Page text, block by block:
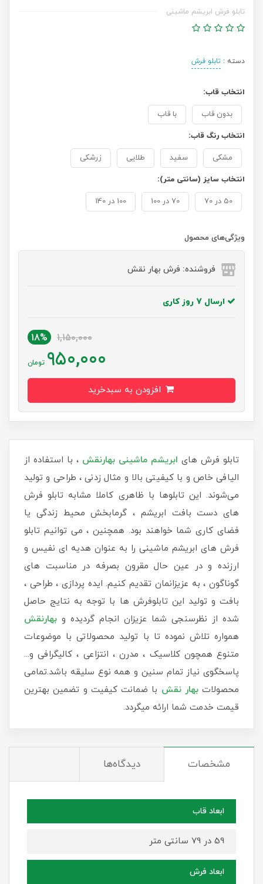
تابلو فرش ابریشم ماشینی
دسته : تابلو فرش
انتخاب قاب:
بدون قاب با قاب
انتخاب رنگ قاب:
مشکی سفید طلایی زرشکی
انتخاب سایز (سانتی متر):
50 در 70 70 در 100 100 در 140
ویژگی‌های محصول
فروشنده: فرش بهار نقش
ارسال 7 روز کاری
1,150,000
18%
950,000 تومان
تابلو فرش های ابریشم ماشینی بهارنقش ، با استفاده از
الیافی خاص و با کیفیتی بالا و مثال زدنی ، طراحی و تولید
می‌شوند. این تابلوها با ظاهری کاملا مشابه تابلو فرش
های دست بافت ابریشم ، گرمابخش محیط زندگی یا
فضای کاری شما خواهند بود. همچنین ، می توانیم تابلو
فرش های ابریشم ماشینی را به عنوان هدیه ای نفیس و
ارزنده و در عین حال مقرون بصرفه در مناسبت های
گوناگون ، به عزیزانمان تقدیم کنیم. ایده پردازی ، طراحی ،
بافت و تولید این تابلوفرش ها با توجه به نتایج حاصل
شده از نظرسنجی شما عزیزان انجام گردیده و بهارنقش
همواره تلاش نموده تا با تولید محصولاتی با موضوعات
متنوع همچون کلاسیک ، مدرن ، انتزاعی ، کالیگرافی و...
پاسخگوی نیاز تمام سنین و همه نوع سلیقه باشد.تمامی
محصولاتبهار نقش با ضمانت کیفیت و تضمین بهترین
قیمت خدمت شما ارائه میگردد.
مشخصات دیدگاه‌ها
ابعاد قاب
59 در 79 سانتی متر
ابعاد فرش